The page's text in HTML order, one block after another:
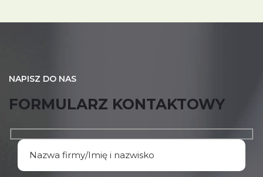
NAPISZ DO NAS
FORMULARZ KONTAKTOWY